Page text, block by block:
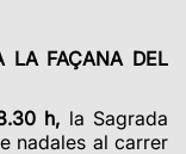
LA FAÇANA DEL
h, la Sagrada
nadales al carrer